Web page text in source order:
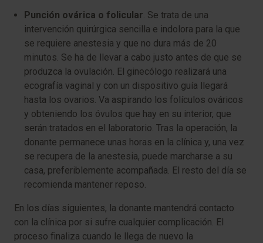
Punción ovárica o folicular. Se trata de una
intervención quirúrgica sencilla e indolora para la que
se requiere anestesia y que no dura más de 20
minutos. Se ha de llevar a cabo justo antes de que se
produzca la ovulación. El ginecólogo realizará una
ecografía vaginal y con un dispositivo guía llegará
hasta los ovarios. Va aspirando los folículos ováricos
y obteniendo los óvulos que hay en su interior, que
serán tratados en el laboratorio. Tras la operación, la
donante permanece unas horas en la clínica y, una vez
se recupera de la anestesia, puede marcharse a su
casa, preferiblemente acompañada. El resto del día se
recomienda mantener reposo.
En los días siguientes, la donante mantendrá contacto
con la clínica por si sufre cualquier complicación. El
proceso finaliza cuando le llega de nuevo la